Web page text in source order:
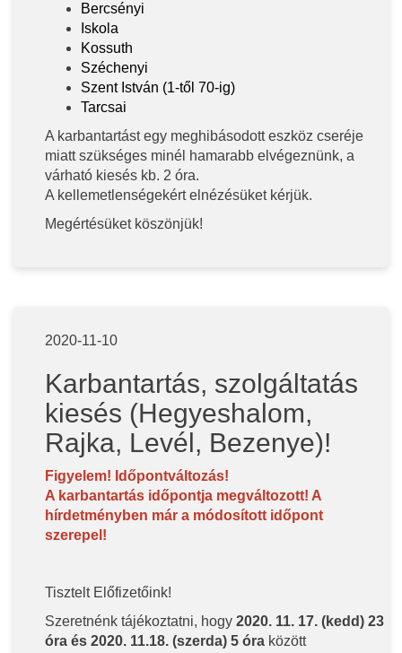
Bercsényi
Iskola
Kossuth
Széchenyi
Szent István (1-től 70-ig)
Tarcsai
A karbantartást egy meghibásodott eszköz cseréje
miatt szükséges minél hamarabb elvégeznünk, a
várható kiesés kb. 2 óra.
A kellemetlenségekért elnézésüket kérjük.
Megértésüket köszönjük!
2020-11-10
Karbantartás, szolgáltatás
kiesés (Hegyeshalom,
Rajka, Levél, Bezenye)!
Figyelem! Időpontváltozás!
A karbantartás időpontja megváltozott! A
hírdetményben már a módosított időpont
szerepel!
Tisztelt Előfizetőink!
Szeretnénk tájékoztatni, hogy 2020. 11. 17. (kedd) 23
óra és 2020. 11.18. (szerda) 5 óra között